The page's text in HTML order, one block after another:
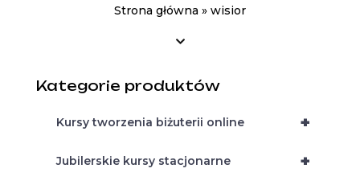
Strona główna » wisior
Kategorie produktów
+
Kursy tworzenia biżuterii online
+
Jubilerskie kursy stacjonarne